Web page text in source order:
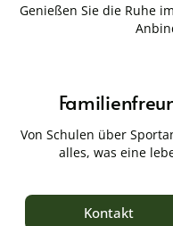
Genießen Sie die Ruhe
Von Schulen über
alles, was eine
Kontakt